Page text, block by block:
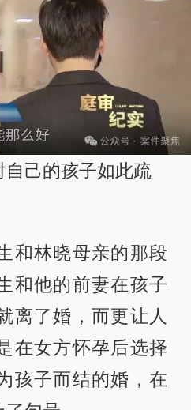
己的孩子如此疏
和林晓母亲的那段
和他的前妻在孩子
离了婚，而更让人
在女方怀孕后选择
孩子而结的婚，在